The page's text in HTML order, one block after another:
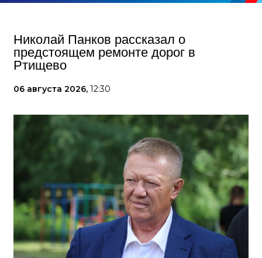
Николай Панков рассказал о
предстоящем ремонте дорог в
Ртищево
06 августа 2026, 12:30